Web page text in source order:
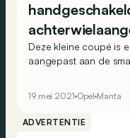
Deze kleine coupé is
aangepast aan de
19 mei 2021 Opel Manta
ADVERTENTIE